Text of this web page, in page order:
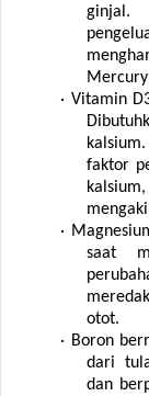
ginjal.
· Vitamin
faktor
·
saat
otot.
· Boron
dari
dan